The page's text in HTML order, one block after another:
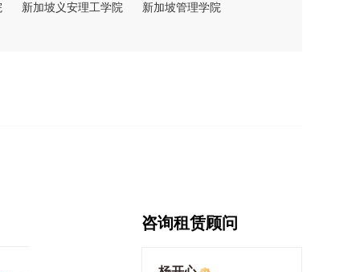
新加坡义安理工学院
新加坡管理学院
咨询租赁顾问